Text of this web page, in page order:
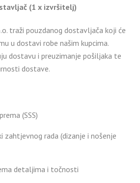
(1 x izvršitelj)
traži pouzdanog dostavljača koji će
u dostavi robe našim kupcima.
dostavu i preuzimanje pošiljaka te
dostave.
(SSS)
zahtjevnog rada (dizanje i nošenje
detaljima i točnosti